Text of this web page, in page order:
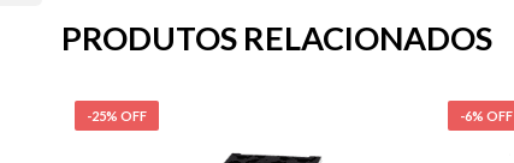
PRODUTOS RELACIONADOS
-25% OFF -6% OFF